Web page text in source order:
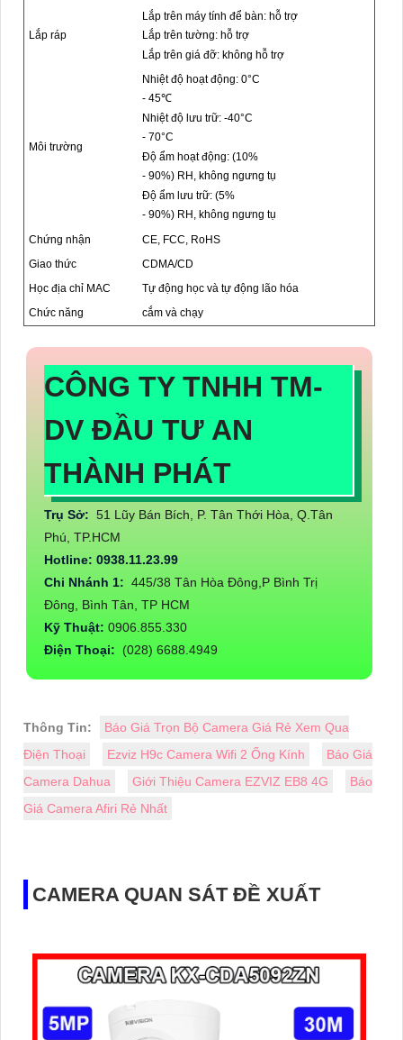
Lắp ráp
Lắp trên máy tính để bàn: hỗ trợ
Lắp trên tường: hỗ trợ
Lắp trên giá đỡ: không hỗ trợ
Môi trường
Nhiệt độ hoạt động: 0°C
- 45℃
Nhiệt độ lưu trữ: -40°C
- 70°C
Độ ẩm hoạt động: (10%
- 90%) RH, không ngưng tụ
Độ ẩm lưu trữ: (5%
- 90%) RH, không ngưng tụ
Chứng nhận
CE, FCC, RoHS
Giao thức
CDMA/CD
Học địa chỉ MAC
Tự động học và tự động lão hóa
Chức năng
cắm và chạy
CÔNG TY TNHH TM-
DV ĐẦU TƯ AN
THÀNH PHÁT
Trụ Sở: 51 Lũy Bán Bích, P. Tân Thới Hòa, Q.Tân
Phú, TP.HCM
Hotline: 0938.11.23.99
Chi Nhánh 1: 445/38 Tân Hòa Đông,P Bình Trị
Đông, Bình Tân, TP HCM
Kỹ Thuật: 0906.855.330
Điện Thoại: (028) 6688.4949
Thông Tin:
Báo Giá Trọn Bộ Camera Giá Rẻ Xem Qua
Điện Thoại
Ezviz H9c Camera Wifi 2 Ống Kính
Báo Giá
Camera Dahua
Giới Thiệu Camera EZVIZ EB8 4G
Báo
Giá Camera Afiri Rẻ Nhất
CAMERA QUAN SÁT ĐỀ XUẤT